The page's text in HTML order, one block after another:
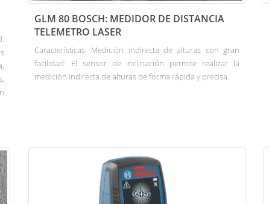
GLM 80 BOSCH: MEDIDOR DE DISTANCIA
TELEMETRO LASER
Características: Medición indirecta de alturas con gran
facilidad: El sensor de inclinación permite realizar la
medición indirecta de alturas de forma rápida y precisa.